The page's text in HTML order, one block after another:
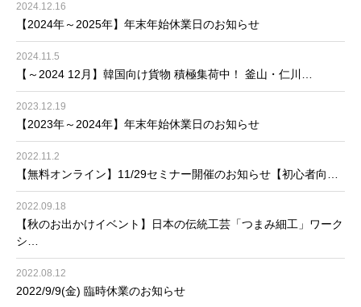
2024.12.16
【2024年～2025年】年末年始休業日のお知らせ
2024.11.5
【～2024 12月】韓国向け貨物 積極集荷中！ 釜山・仁川…
2023.12.19
【2023年～2024年】年末年始休業日のお知らせ
2022.11.2
【無料オンライン】11/29セミナー開催のお知らせ【初心者向…
2022.09.18
【秋のお出かけイベント】日本の伝統工芸「つまみ細工」ワーク
シ…
2022.08.12
2022/9/9(金) 臨時休業のお知らせ